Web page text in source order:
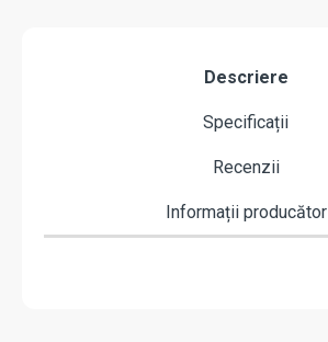
Descriere
Specificații
Recenzii
Informații producător